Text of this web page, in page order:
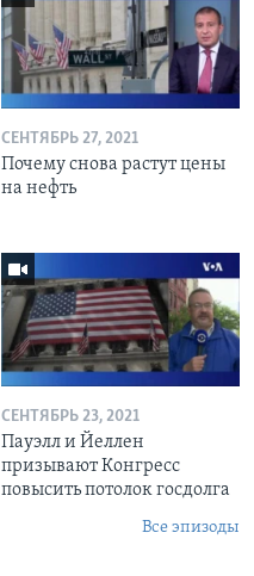
СЕНТЯБРЬ 27, 2021
Почему снова растут цены
на нефть
СЕНТЯБРЬ 23, 2021
Пауэлл и Йеллен
призывают Конгресс
повысить потолок госдолга
Все эпизоды